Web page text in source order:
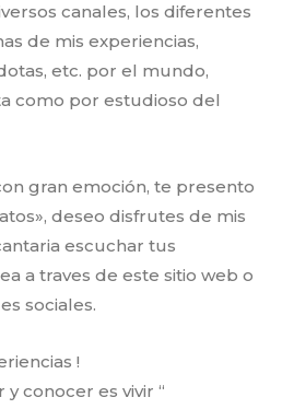
canales, los diferentes
de mis experiencias,
etc. por el mundo,
como por estudioso del
gran emoción, te presento
deseo disfrutes de mis
escuchar tus
a traves de este sitio web o
sociales.
!
y conocer es vivir “